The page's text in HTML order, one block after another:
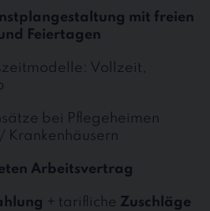
mit freien
Feiertagen
Vollzeit,
bei Pflegeheimen
Krankenhäusern
Arbeitsvertrag
+ tarifliche Zuschläge